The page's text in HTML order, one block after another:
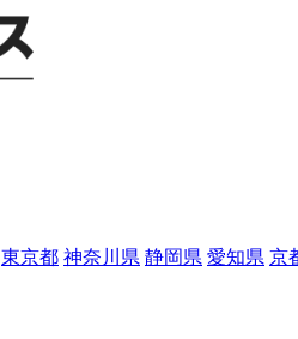
東京都 神奈川県 静岡県 愛知県 京